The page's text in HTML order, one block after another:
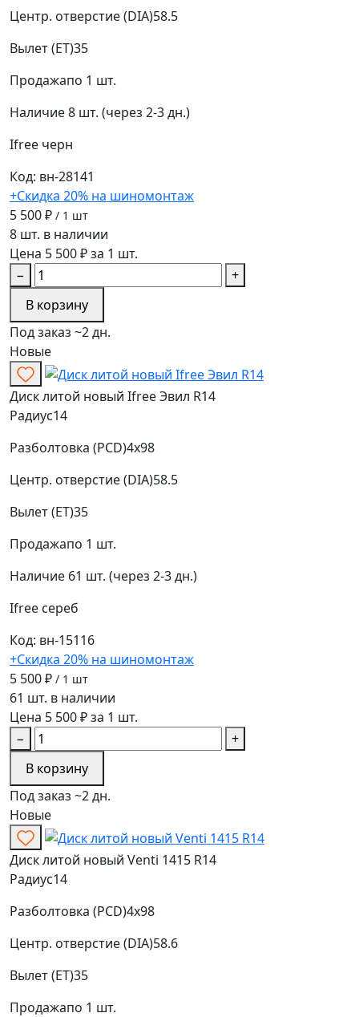
Центр. отверстие (DIA)58.5
Вылет (ET)35
Продажапо 1 шт.
Наличие8 шт. (через 2-3 дн.)
Ifree черн
Код: вн-28141
+Скидка 20% на шиномонтаж
5 500 ₽ / 1 шт
8 шт. в наличии
Цена 5 500 ₽ за 1 шт.
−
+
В корзину
Под заказ ~2 дн.
Новые
Диск литой новый Ifree Эвил R14
Радиус14
Разболтовка (PCD)4x98
Центр. отверстие (DIA)58.5
Вылет (ET)35
Продажапо 1 шт.
Наличие 61 шт. (через 2-3 дн.)
Ifree сереб
Код: вн-15116
+Скидка 20% на шиномонтаж
5 500 ₽ / 1 шт
61 шт. в наличии
Цена 5 500 ₽ за 1 шт.
−
+
В корзину
Под заказ ~2 дн.
Новые
Диск литой новый Venti 1415 R14
Радиус14
Разболтовка (PCD)4x98
Центр. отверстие (DIA)58.6
Вылет (ET)35
Продажапо 1 шт.